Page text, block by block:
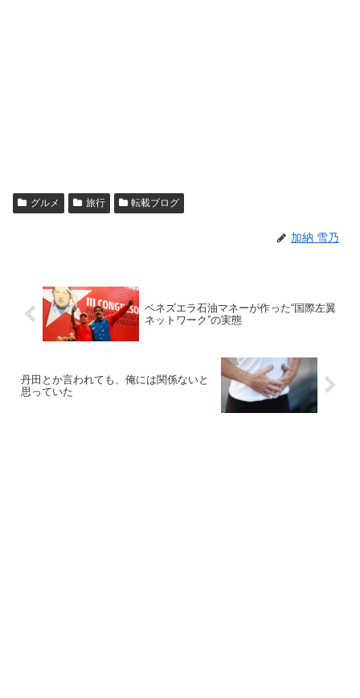
グルメ 旅行 転載ブログ
加納 雪乃
ベネズエラ石油マネーが作った“国際左翼
ネットワーク”の実態
丹田とか言われても、俺には関係ないと
思っていた